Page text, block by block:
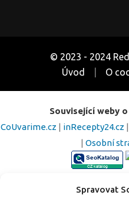
Spravovat
© 2023 - 2024
Úvod
O
Související weby
CoUvarime.cz | inRecepty24.cz |
| Osobní